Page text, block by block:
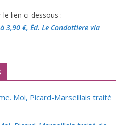
lien ci-dessous :
3,90 €, Éd. Le Condottiere via
Moi, Picard-Marseillais traité